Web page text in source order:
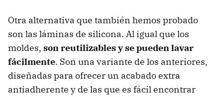
Otra alternativa que también hemos probado
son las láminas de silicona. Al igual que los
moldes, son reutilizables y se pueden lavar
fácilmente. Son una variante de los anteriores,
diseñadas para ofrecer un acabado extra
antiadherente y de las que es fácil encontrar